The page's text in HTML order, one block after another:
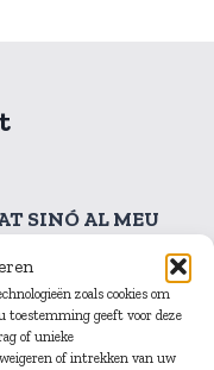
zoals cookies om
toestemming geeft voor deze
of unieke
of intrekken van uw
SINÓ AL MEU
obrir